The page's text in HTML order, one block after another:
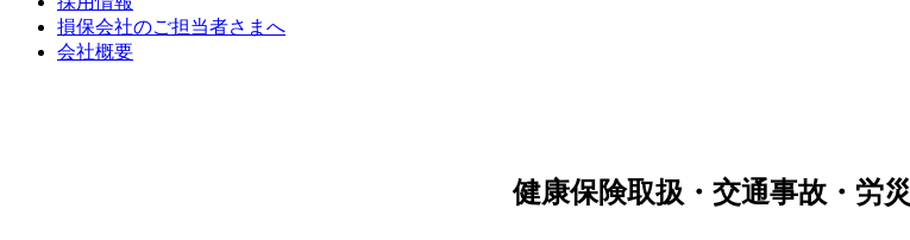
損保会社のご担当者さまへ
会社概要
健康保険取扱・交通事故・労災